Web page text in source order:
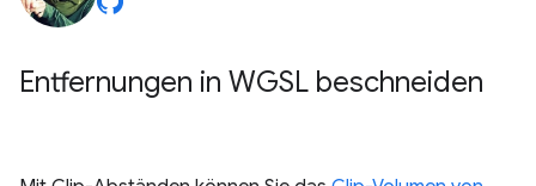
Entfernungen in WGSL beschneiden